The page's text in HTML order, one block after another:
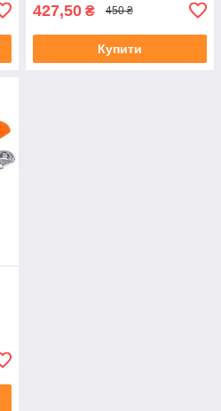
427,50 ₴ 450 ₴
Купити